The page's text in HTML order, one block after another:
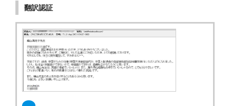
翻訳認証